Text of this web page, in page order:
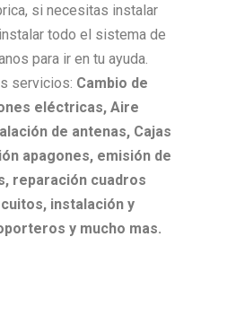
si necesitas instalar
todo el sistema de
para ir en tu ayuda.
servicios: Cambio de
eléctricas, Aire
de antenas, Cajas
apagones, emisión de
reparación cuadros
instalación y
y mucho mas.